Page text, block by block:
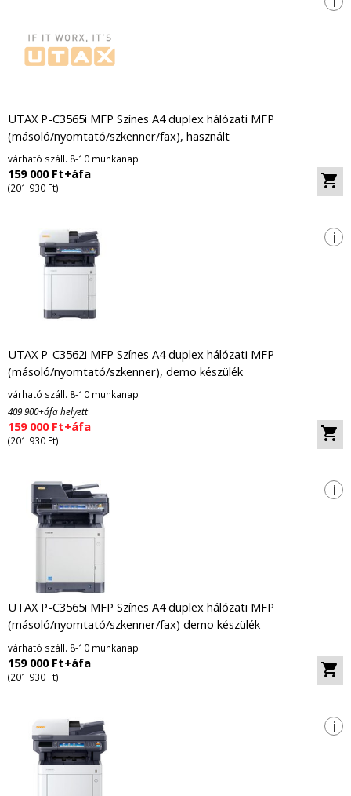
UTAX P-C3565i MFP Színes A4 duplex hálózati MFP
(másoló/nyomtató/szkenner/fax), használt
várható száll. 8-10 munkanap
159 000 Ft+áfa
(201 930 Ft)
i
UTAX P-C3562i MFP Színes A4 duplex hálózati MFP
(másoló/nyomtató/szkenner), demo készülék
várható száll. 8-10 munkanap
409 900+áfa helyett
159 000 Ft+áfa
(201 930 Ft)
i
UTAX P-C3565i MFP Színes A4 duplex hálózati MFP
(másoló/nyomtató/szkenner/fax) demo készülék
várható száll. 8-10 munkanap
159 000 Ft+áfa
(201 930 Ft)
i